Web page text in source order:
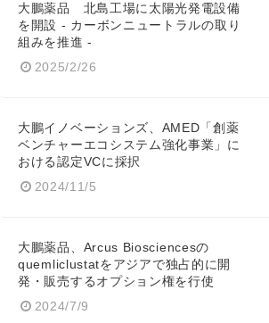
大鵬薬品 北島工場に太陽光発電設備
を開設 - カーボンニュートラルの取り
組みを推進 -
2025/2/26
大鵬イノベーションズ、AMED「創薬
ベンチャーエコシステム強化事業」に
おける認定VCに採択
2024/11/5
大鵬薬品、Arcus Biosciencesの
quemliclustatをアジアで独占的に開
発・販売するオプション権を行使
2024/7/9